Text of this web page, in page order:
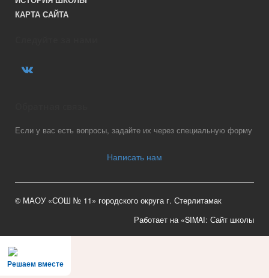
КАРТА САЙТА
Если у вас есть вопросы, задайте их через специальную форму
Написать нам
© МАОУ «СОШ № 11» городского округа г. Стерлитамак
Работает на «SIMAI: Сайт школы
Решаем вместе